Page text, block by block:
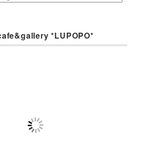
*LUPOPO*